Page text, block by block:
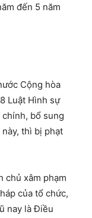
đến 5 năm
Cộng hòa
Luật Hình sự
bổ sung
thì bị phạt
chủ xâm phạm
của tổ chức,
nay là Điều